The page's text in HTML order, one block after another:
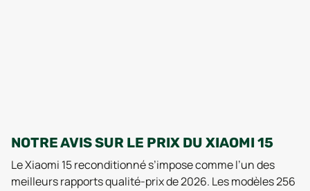
NOTRE AVIS SUR LE PRIX DU XIAOMI 15
Le Xiaomi 15 reconditionné s’impose comme l’un des
meilleurs rapports qualité-prix de 2026. Les modèles 256